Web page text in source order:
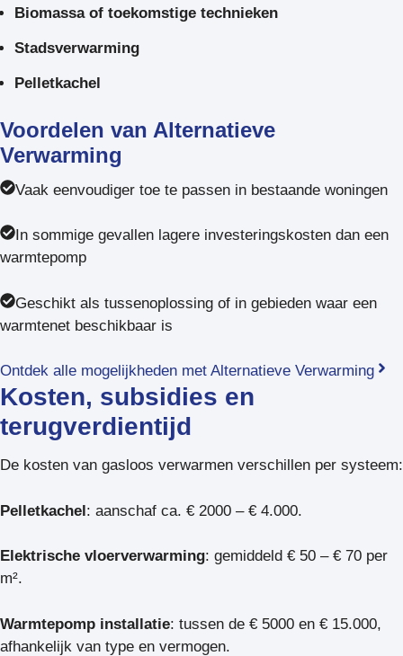
Biomassa of toekomstige technieken
Stadsverwarming
Pelletkachel
Voordelen van Alternatieve
Verwarming
Vaak eenvoudiger toe te passen in bestaande woningen
In sommige gevallen lagere investeringskosten dan een
warmtepomp
Geschikt als tussenoplossing of in gebieden waar een
warmtenet beschikbaar is
Ontdek alle mogelijkheden met Alternatieve Verwarming
Kosten, subsidies en
terugverdientijd
De kosten van gasloos verwarmen verschillen per systeem:
Pelletkachel: aanschaf ca. € 2000 – € 4.000.
Elektrische vloerverwarming: gemiddeld € 50 – € 70 per
m².
Warmtepomp installatie: tussen de € 5000 en € 15.000,
afhankelijk van type en vermogen.